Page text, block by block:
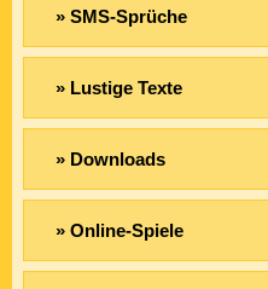
» SMS-Sprüche
» Lustige Texte
» Downloads
» Online-Spiele